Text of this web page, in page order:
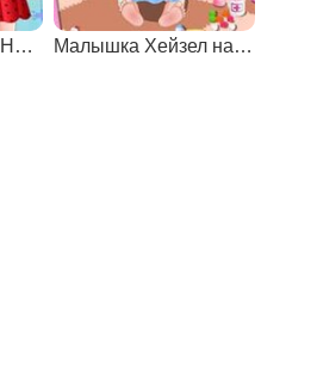
Малышка Хейзел Новый Год Малышка Хейзел на операции